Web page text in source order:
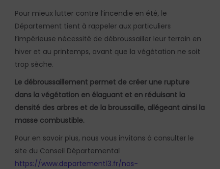
Pour mieux lutter contre l’incendie en été, le
Département tient à rappeler aux particuliers
l’impérieuse nécessité de débroussailler leur terrain en
hiver et au printemps, avant que la végétation ne soit
trop sèche.
Le débroussaillement permet de créer une rupture
dans la végétation en élaguant et en réduisant la
densité des arbres et de la broussaille, allégeant ainsi la
masse combustible.
Pour en savoir plus, nous vous invitons à consulter le
site du Conseil Départemental
https://www.departement13.fr/nos-